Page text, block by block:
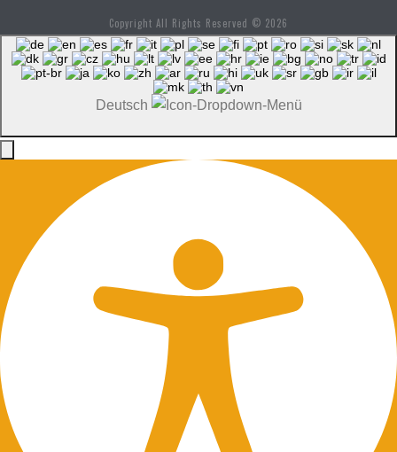
Copyright All Rights Reserved © 2026
Deutsch